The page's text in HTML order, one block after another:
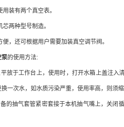
装有两个真空表。
两种型号制造。
还可根据用户需要加装真空调节阀。
泵的使用方法:
于工作台上，使用时，打开水箱上盖注入
一次水，如水质污染严重，使用率高，则须
抽气套管紧密套接于本机抽气嘴上，关闭